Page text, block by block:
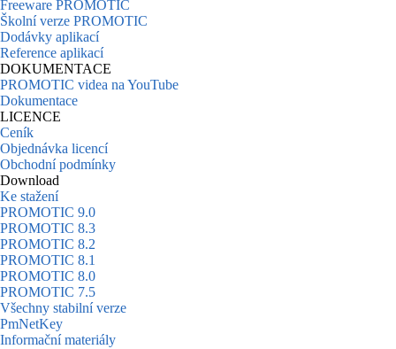
Freeware PROMOTIC
Školní verze PROMOTIC
Dodávky aplikací
Reference aplikací
DOKUMENTACE
PROMOTIC videa na YouTube
Dokumentace
LICENCE
Ceník
Objednávka licencí
Obchodní podmínky
Download
Ke stažení
PROMOTIC 9.0
PROMOTIC 8.3
PROMOTIC 8.2
PROMOTIC 8.1
PROMOTIC 8.0
PROMOTIC 7.5
Všechny stabilní verze
PmNetKey
Informační materiály